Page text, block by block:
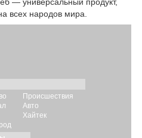
— универсальный продукт,
всех народов мира.
Происшествия
Авто
Хайтек